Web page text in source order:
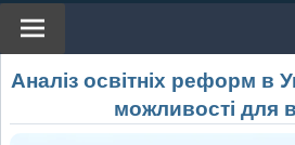
Аналіз освітніх реформ в
можливості для